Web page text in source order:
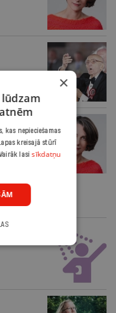
×
kas nepieciešamas
kreisajā stūrī
lasisīkdatņu